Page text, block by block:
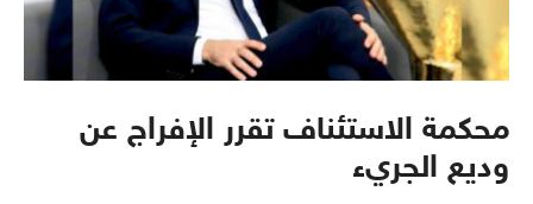
محكمة الاستئناف تقرر الإفراج عن
وديع الجريء